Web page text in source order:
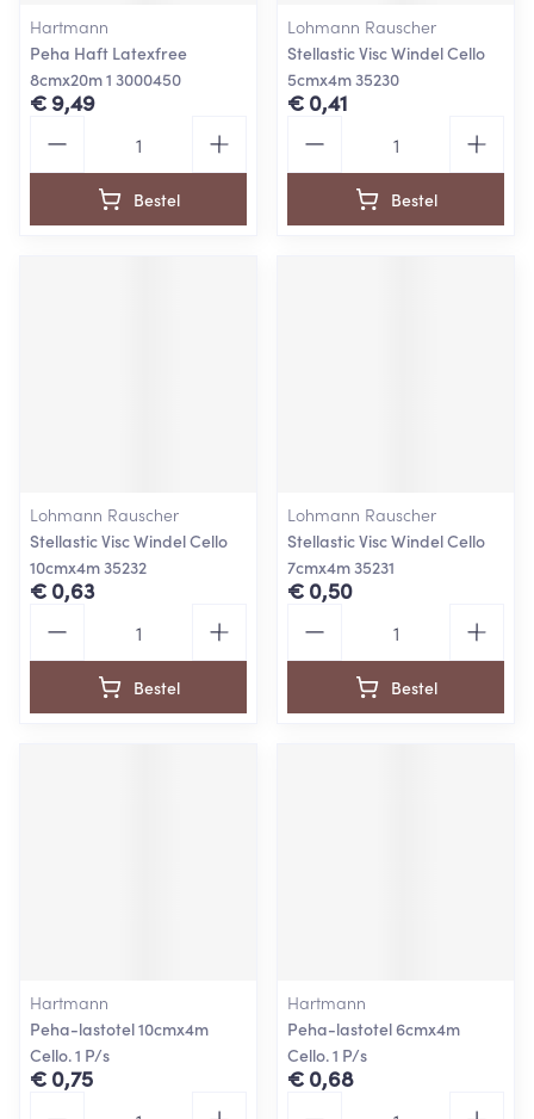
Hartmann
Peha Haft Latexfree
8cmx20m 1 3000450
€ 9,49
Bestel
Lohmann Rauscher
Stellastic Visc Windel Cello
5cmx4m 35230
€ 0,41
Bestel
Lohmann Rauscher
Stellastic Visc Windel Cello
10cmx4m 35232
€ 0,63
Bestel
Lohmann Rauscher
Stellastic Visc Windel Cello
7cmx4m 35231
€ 0,50
Bestel
Hartmann
Peha-lastotel 10cmx4m
Cello. 1 P/s
€ 0,75
Hartmann
Peha-lastotel 6cmx4m
Cello. 1 P/s
€ 0,68